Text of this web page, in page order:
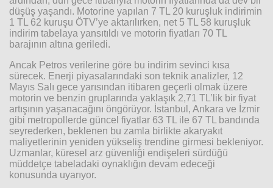
düşüş yaşandı. Motorine yapılan 7 TL 20 kuruşluk indirimin
1 TL 62 kuruşu ÖTV’ye aktarılırken, net 5 TL 58 kuruşluk
indirim tabelaya yansıtıldı ve motorin fiyatları 70 TL
barajının altına geriledi.
Ancak Petros verilerine göre bu indirim sevinci kısa
sürecek. Enerji piyasalarındaki son teknik analizler, 12
Mayıs Salı gece yarısından itibaren geçerli olmak üzere
motorin ve benzin gruplarında yaklaşık 2,71 TL’lik bir fiyat
artışının yaşanacağını öngörüyor. İstanbul, Ankara ve İzmir
gibi metropollerde güncel fiyatlar 63 TL ile 67 TL bandında
seyrederken, beklenen bu zamla birlikte akaryakıt
maliyetlerinin yeniden yükseliş trendine girmesi bekleniyor.
Uzmanlar, küresel arz güvenliği endişeleri sürdüğü
müddetçe tabeladaki oynaklığın devam edeceği
konusunda uyarıyor.